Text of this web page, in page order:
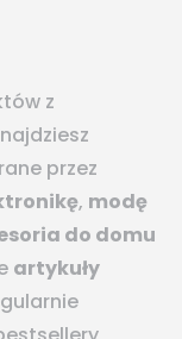
z
przez
, modę
do domu
artykuły